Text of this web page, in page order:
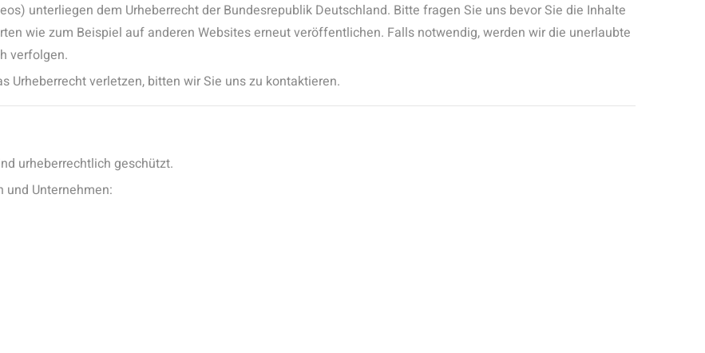
unterliegen dem Urheberrecht der Bundesrepublik Deutschland. Bitte fragen Sie uns bevor Sie die Inhalte
wie zum Beispiel auf anderen Websites erneut veröffentlichen. Falls notwendig, werden wir die unerlaubte
verfolgen.
Urheberrecht verletzen, bitten wir Sie uns zu kontaktieren.
urheberrechtlich geschützt.
Unternehmen: